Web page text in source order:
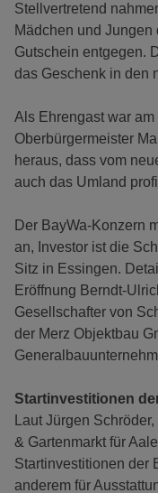
Stellvertretend
Mädchen und
Gutschein entgegen.
das Geschenk in den
Als Ehrengast war
Oberbürgermeister
heraus, dass vom
auch das Umland
Der BayWa-Konzern
an, Investor ist die
Sitz in Essingen.
Eröffnung Berndt-
Gesellschafter von
der Merz Objektbau
Startinvestitionen
Laut Jürgen
& Gartenmarkt für
Startinvestitionen der
anderem für